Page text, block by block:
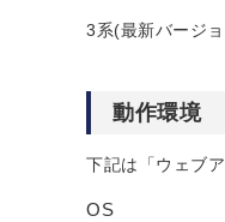
3系(最新バージ
動作環境
下記は「ウェブ
OS